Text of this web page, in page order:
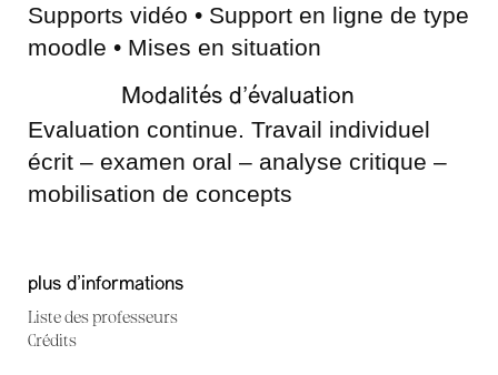
Supports vidéo • Support en ligne de type
moodle • Mises en situation
Modalités d’évaluation
Evaluation continue. Travail individuel
écrit – examen oral – analyse critique –
mobilisation de concepts
plus d'informations
Liste des professeurs
Crédits